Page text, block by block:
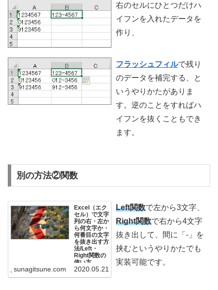
右のセルにひとつだけハ
イフンを入れたデータを
作り、
フラッシュフィルで残り
のデータを補完する、と
いうやりかたがありま
す。逆のことをすればハ
イフンを抜くこともでき
ます。
別の方法②関数
Excel（エク
セル）で文字
列の右・左か
ら何文字か・
何番目の文字
を抜き出す方
法/Left・
Right関数の
使い方
Excelで文字列
ら/右からn文字
sunagitsune.com 2020.05.21
Left関数で左から3文字、
Right関数で右から4文字
抜き出して、間に「-」を
挟むというやりかたでも
実装可能です。